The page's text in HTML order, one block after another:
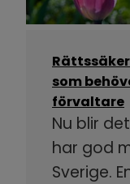
som
förvaltare
Nu blir
har god
Sverige.